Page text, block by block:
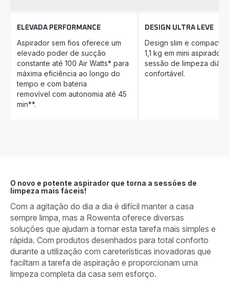
ELEVADA PERFORMANCE
Aspirador sem fios oferece um
elevado poder de sucção
constante até 100 Air Watts* para
máxima eficiência ao longo do
tempo e com bateria
removível com autonomia até 45
min**.
DESIGN ULTRA LEVE
Design slim e
1,1 kg em mini aspirador
sessão de limpeza diária
confortável.
O novo e potente aspirador que torna a sessões de
limpeza mais fáceis!
Com a agitação do dia a dia é difícil manter a casa
sempre limpa, mas a Rowenta oferece diversas
soluções que ajudam a tornar esta tarefa mais simples e
rápida. Com produtos desenhados para total conforto
durante a utilização com careterísticas inovadoras que
faciltam a tarefa de aspiração e proporcionam uma
limpeza completa da casa sem esforço.